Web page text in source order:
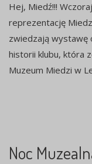
Hej, Miedź!!!
reprezentację
zwiedzają wystawę
historii klubu, która
Muzeum Miedzi w
Noc